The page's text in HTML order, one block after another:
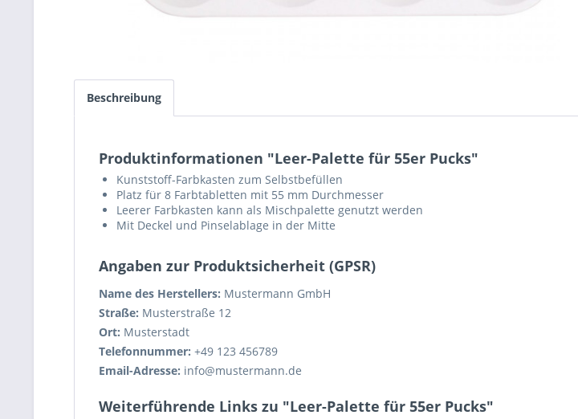
Beschreibung
Produktinformationen "Leer-Palette für 55er Pucks"
Kunststoff-Farbkasten zum Selbstbefüllen
Platz für 8 Farbtabletten mit 55 mm Durchmesser
Leerer Farbkasten kann als Mischpalette genutzt werden
Mit Deckel und Pinselablage in der Mitte
Angaben zur Produktsicherheit (GPSR)
Name des Herstellers: Mustermann GmbH
Straße: Musterstraße 12
Ort: Musterstadt
Telefonnummer: +49 123 456789
Email-Adresse: info@mustermann.de
Weiterführende Links zu "Leer-Palette für 55er Pucks"